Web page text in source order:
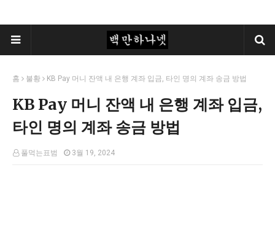
홈 불황 KB Pay 머니 잔액 내 은행 계좌 입금, 타인 명의 계좌 송금 방법
KB Pay 머니 잔액 내 은행 계좌 입금,
타인 명의 계좌 송금 방법
풀먹는표범 3월 19, 2024